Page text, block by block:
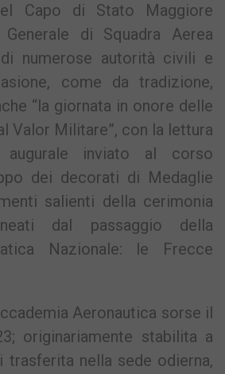
Capo di Stato Maggiore
Generale di Squadra Aerea
numerose autorità civili e
come da tradizione,
“la giornata in onore delle
Valor Militare”, con la lettura
augurale inviato al corso
dei decorati di Medaglie
salienti della cerimonia
dal passaggio della
Nazionale: le Frecce
Aeronautica sorse il
originariamente stabilita a
trasferita nella sede odierna,